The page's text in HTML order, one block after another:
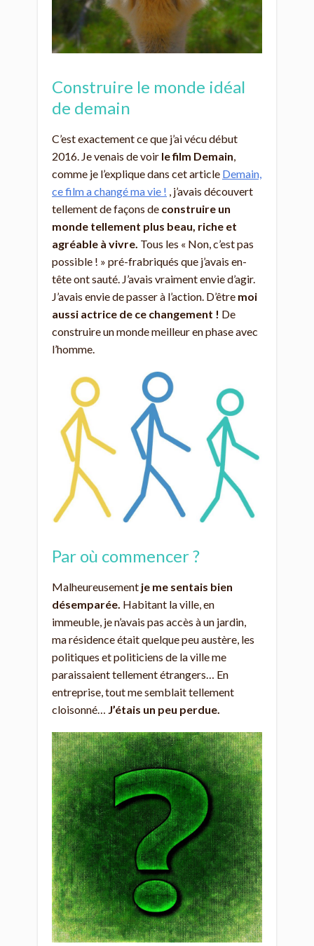
Construire le monde idéal
de demain
C’est exactement ce que j’ai vécu début
2016. Je venais de voir le film Demain
comme je l’explique dans cet article Demain,
ce film a changé ma vie ! , j’avais découvert
tellement de façons de construire un
monde tellement plus beau, riche et
agréable à vivre. Tous les « Non, c’est pas
possible ! » pré-frabriqués que j’avais en-
tête ont sauté. J’avais vraiment envie d’agir.
J’avais envie de passer à l’action. D’être moi
aussi actrice de ce changement ! De
construire un monde meilleur en phase avec
l’homme.
Par où commencer ?
Malheureusement je me sentais bien
désemparée. Habitant la ville, en
immeuble, je n’avais pas accès à un jardin,
ma résidence était quelque peu austère, les
politiques et politiciens de la ville me
paraissaient tellement étrangers… En
entreprise, tout me semblait tellement
cloisonné… J’étais un peu perdue.